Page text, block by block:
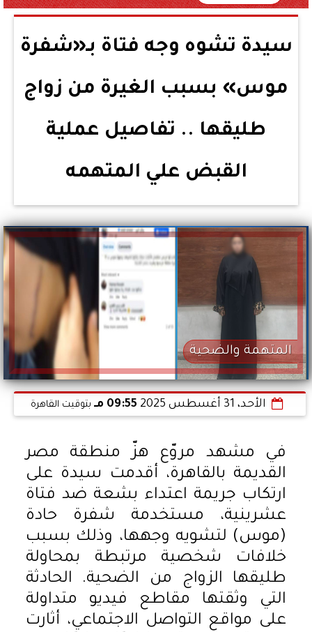
سيدة تشوه وجه فتاة بـ«شفرة
موس» بسبب الغيرة من زواج
طليقها .. تفاصيل عملية
القبض علي المتهمه
المتهمة والضحية
الأحد، 31 أغسطس 2025 09:55 مـ بتوقيت القاهرة
في مشهد مروّع هزّ منطقة مصر
القديمة بالقاهرة، أقدمت سيدة على
ارتكاب جريمة اعتداء بشعة ضد فتاة
عشرينية، مستخدمة شفرة حادة
(موس) لتشويه وجهها، وذلك بسبب
خلافات شخصية مرتبطة بمحاولة
طليقها الزواج من الضحية. الحادثة
التي وثقتها مقاطع فيديو متداولة
على مواقع التواصل الاجتماعي، أثارت